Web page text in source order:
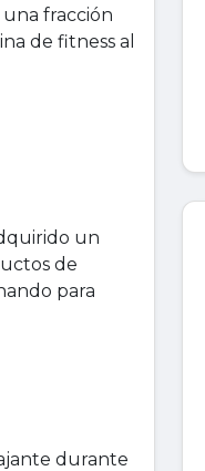
fracción
de fitness al
un
de
para
durante